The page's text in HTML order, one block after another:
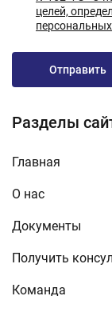
Разделы
Главная
О нас
Документы
Получить
Команда
целей,
Отправить